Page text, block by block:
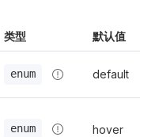
类型 默认值
enum default
enum hover